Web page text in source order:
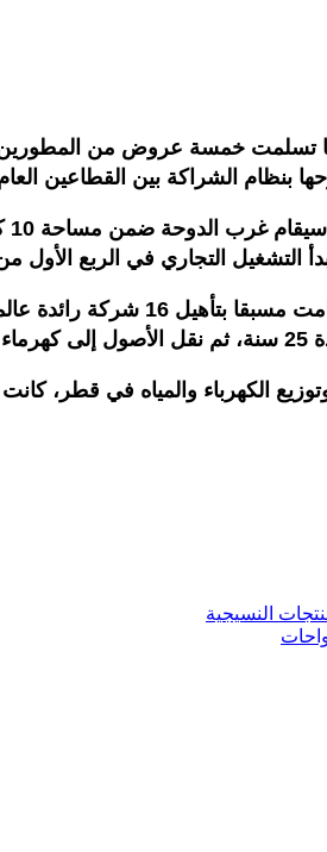
أنها تسلمت خمسة عروض من
بنظام الشراكة بين القطاعين
وأضاف البيان أن المؤسسة
كانت أحدثت في يوليوز 2000 من أجل تنظيم
النسيجية